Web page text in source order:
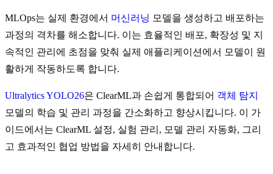
MLOps는 실제 환경에서 머신러닝 모델을 생성하고 배포하는
과정의 격차를 해소합니다. 이는 효율적인 배포, 확장성 및 지
속적인 관리에 초점을 맞춰 실제 애플리케이션에서 모델이 원
활하게 작동하도록 합니다.
Ultralytics YOLO26은 ClearML과 손쉽게 통합되어 객체 탐지
모델의 학습 및 관리 과정을 간소화하고 향상시킵니다. 이 가
이드에서는 ClearML 설정, 실험 관리, 모델 관리 자동화, 그리
고 효과적인 협업 방법을 자세히 안내합니다.